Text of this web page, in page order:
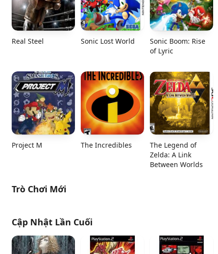
Real Steel Sonic Lost World
Sonic Boom: Rise
of Lyric
Project M The Incredibles
The Legend of
Zelda: A Link
Between Worlds
Trò Chơi Mới
Cập Nhật Lần Cuối